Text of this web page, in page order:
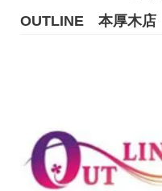
OUTLINE 本厚木店